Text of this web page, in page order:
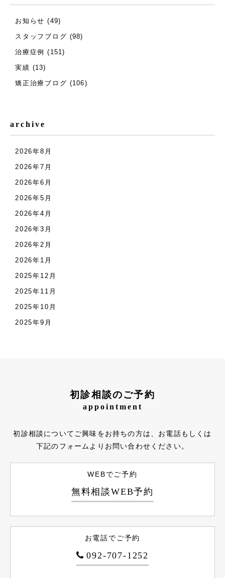
お知らせ (49)
スタッフブログ (98)
治療症例 (151)
実績 (13)
矯正治療ブログ (106)
archive
2026年8月
2026年7月
2026年6月
2026年5月
2026年4月
2026年3月
2026年2月
2026年1月
2025年12月
2025年11月
2025年10月
2025年9月
初診相談のご予約
appointment
初診相談についてご興味をお持ちの方は、お電話もしくは
下記のフォームよりお問い合わせください。
WEBでご予約
無料相談WEB予約
お電話でご予約
092-707-1252